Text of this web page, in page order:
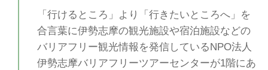
「行けるところ」より「行きたいところへ」を
合言葉に伊勢志摩の観光施設や宿泊施設などの
バリアフリー観光情報を発信しているNPO法人
伊勢志摩バリアフリーツアーセンターが1階にあ